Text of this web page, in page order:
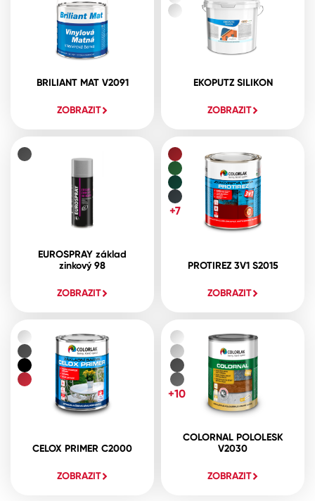
BRILIANT MAT V2091
ZOBRAZIT
EKOPUTZ SILIKON
ZOBRAZIT
EUROSPRAY základ
zinkový 98
ZOBRAZIT
PROTIREZ 3V1 S2015
ZOBRAZIT
+7
CELOX PRIMER C2000
ZOBRAZIT
COLORNAL POLOLESK
V2030
ZOBRAZIT
+10